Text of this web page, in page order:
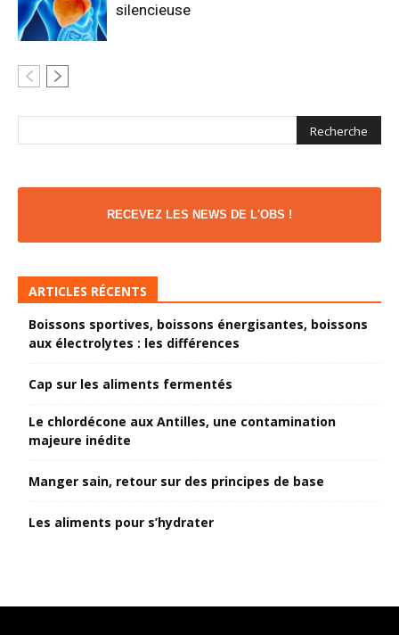
silencieuse
RECEVEZ LES NEWS DE L'OBS !
ARTICLES RÉCENTS
Boissons sportives, boissons énergisantes, boissons
aux électrolytes : les différences
Cap sur les aliments fermentés
Le chlordécone aux Antilles, une contamination
majeure inédite
Manger sain, retour sur des principes de base
Les aliments pour s’hydrater